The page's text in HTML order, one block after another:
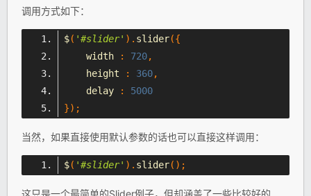
调用方式如下：
$( '#slider' ). slider({
    width
: 720,
    height
: 360,
    delay
:
5000
});
当然，如果直接使用默认参数的话也可以直接这样调用：
$( '#slider' ). slider();
这只是一个最简单的Slider例子，但却涵盖了一些比较好的